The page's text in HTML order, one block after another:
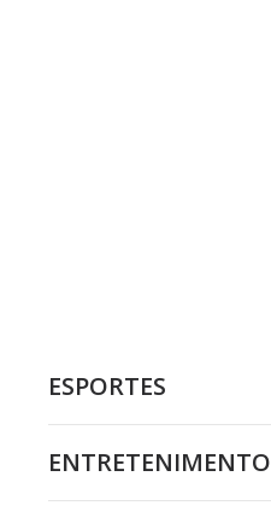
ESPORTES
ENTRETENIMENTO